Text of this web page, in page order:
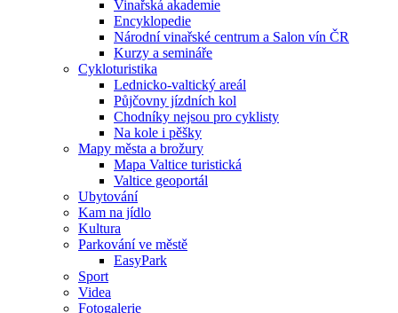
Vinařská akademie
Encyklopedie
Národní vinařské centrum a Salon vín ČR
Kurzy a semináře
Cykloturistika
Lednicko-valtický areál
Půjčovny jízdních kol
Chodníky nejsou pro cyklisty
Na kole i pěšky
Mapy města a brožury
Mapa Valtice turistická
Valtice geoportál
Ubytování
Kam na jídlo
Kultura
Parkování ve městě
EasyPark
Sport
Videa
Fotogalerie